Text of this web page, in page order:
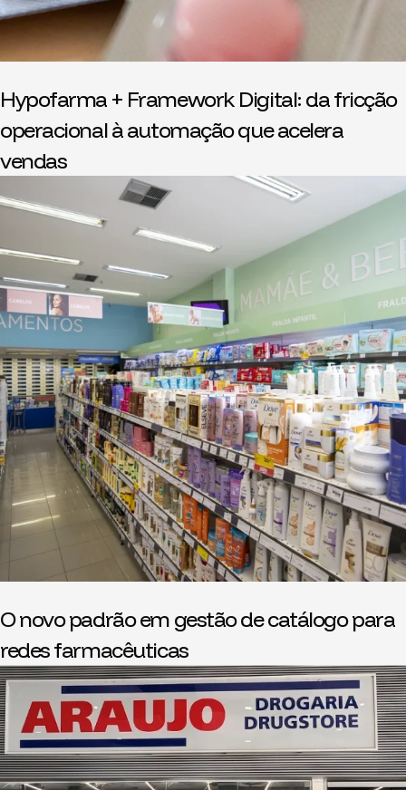
Hypofarma + Framework Digital: da fricção
operacional à automação que acelera
vendas
O novo padrão em gestão de catálogo para
redes farmacêuticas